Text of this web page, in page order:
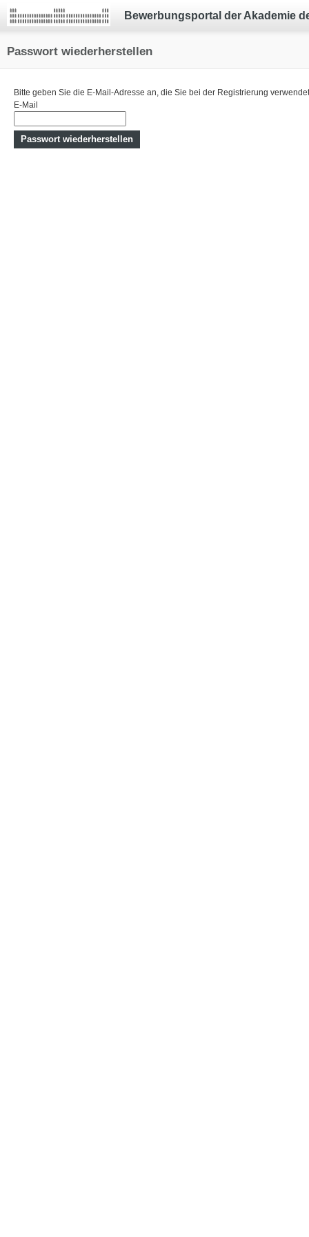
Bewerbungsportal der Akademie
Passwort wiederherstellen
Bitte geben Sie die E-Mail-Adresse an, die Sie bei der Registrierung
E-Mail
Passwort wiederherstellen